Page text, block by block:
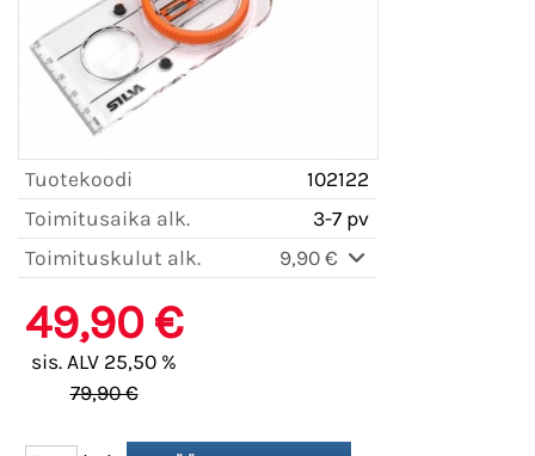
Tuotekoodi
102122
Toimitusaika alk.
3-7 pv
Toimituskulut alk.
9,90 €
49,90 €
sis. ALV 25,50 %
79,90 €